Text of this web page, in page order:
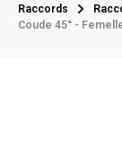
Raccords
Coude 45° -